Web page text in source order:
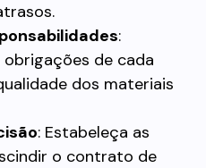
:
de cada
dos materiais
: Estabeleça as
o contrato de